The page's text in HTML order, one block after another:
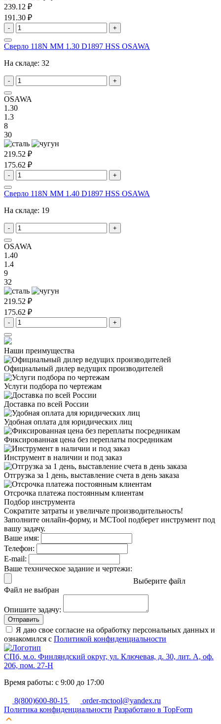
239.12 ₽
191.30 ₽
- +
Сверло 118N MM 1.30 D1897 HSS OSAWA
На складе: 32
- +
OSAWA
1.30
1.3
8
30
219.52 ₽
175.62 ₽
- +
Сверло 118N MM 1.40 D1897 HSS OSAWA
На складе: 19
- +
OSAWA
1.40
1.4
9
32
219.52 ₽
175.62 ₽
- +
Наши преимущества
Официальный дилер ведущих производителей
Услуги подбора по чертежам
Доставка по всей России
Удобная оплата для юридических лиц
Фиксированная цена без переплаты посредникам
Инструмент в наличии и под заказ
Отгрузка за 1 день, выставление счета в день заказа
Отсрочка платежа постоянным клиентам
Подбор инструмента
Сократите затраты и увеличьте производительность!
Заполните онлайн-форму, и MCTool подберет инструмент под
вашу задачу.
Ваше имя:
Телефон:
E-mail:
Ваше техническое задание и чертежи:
Выберите файл
Файл не выбран
Опишите задачу:
Отправить
Я даю свое согласие на обработку персональных данных и
ознакомился с Политикой конфиденциальности
СПб, м.о. Финляндский округ, ул. Ключевая, д. 30, лит. А, оф.
206, пом. 27-Н
Время работы: с 9:00 до 17:00
8(800)600-80-15
order-mctool@yandex.ru
Политика конфиденциальности Разработано в TopForm